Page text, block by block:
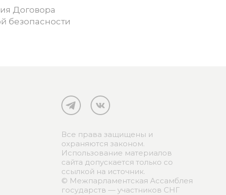
Договора
безопасности
Все права защищены и
охраняются законом.
Использование материалов
сайта допускается только со
ссылкой на источник.
© Межпарламентская Ассамблея
государств — участников СНГ